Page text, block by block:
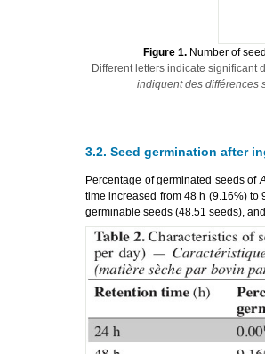
Figure 1. Number of
Different letters indicate significant
indiquent des différences
3.2. Seed germination after
Percentage of germinated seeds of
time increased from 48 h (9.16%) to
germinable seeds (48.51 seeds),